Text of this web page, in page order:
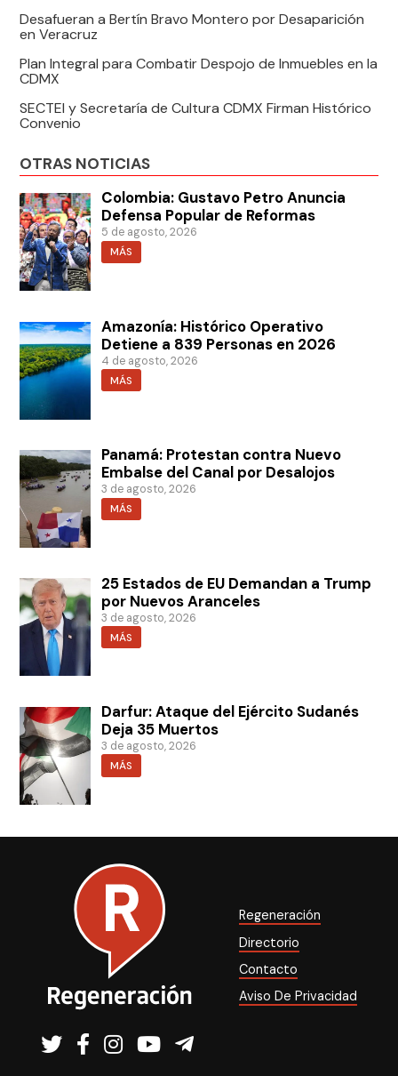
Desafueran a Bertín Bravo Montero por Desaparición
en Veracruz
Plan Integral para Combatir Despojo de Inmuebles en la
CDMX
SECTEI y Secretaría de Cultura CDMX Firman Histórico
Convenio
OTRAS NOTICIAS
Colombia: Gustavo Petro Anuncia
Defensa Popular de Reformas
5 de agosto, 2026
MÁS
Amazonía: Histórico Operativo
Detiene a 839 Personas en 2026
4 de agosto, 2026
MÁS
Panamá: Protestan contra Nuevo
Embalse del Canal por Desalojos
3 de agosto, 2026
MÁS
25 Estados de EU Demandan a Trump
por Nuevos Aranceles
3 de agosto, 2026
MÁS
Darfur: Ataque del Ejército Sudanés
Deja 35 Muertos
3 de agosto, 2026
MÁS
Regeneración
Directorio
Contacto
Aviso De Privacidad